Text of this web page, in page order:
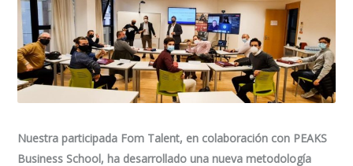
Nuestra participada Fom Talent, en colaboración con PEAKS
Business School, ha desarrollado una nueva metodología